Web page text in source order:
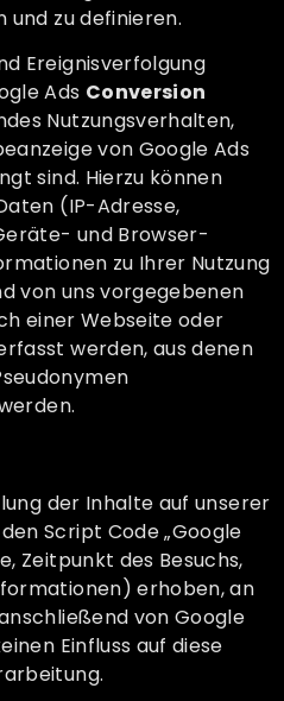
und zu definieren.
Ereignisverfolgung
Ads Conversion
Nutzungsverhalten,
von Google Ads
sind. Hierzu können
(IP-Adresse,
und Browser-
zu Ihrer Nutzung
von uns vorgegebenen
einer Webseite oder
werden, aus denen
der Inhalte auf unserer
Script Code „Google
Zeitpunkt des Besuchs,
erhoben, an
von Google
Einfluss auf diese